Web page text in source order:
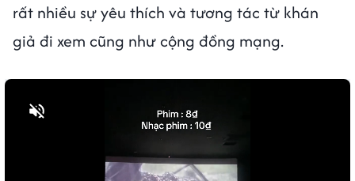
rất nhiều sự yêu thích và tương tác từ khán
giả đi xem cũng như cộng đồng mạng.